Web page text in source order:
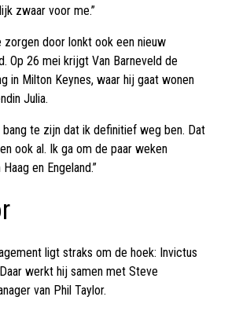
zwaar voor me.”
zorgen door lonkt ook een nieuw
Op 26 mei krijgt Van Barneveld de
in Milton Keynes, waar hij gaat wonen
Julia.
bang te zijn dat ik definitief weg ben. Dat
ook al. Ik ga om de paar weken
en Engeland.”
ligt straks om de hoek: Invictus
werkt hij samen met Steve
van Phil Taylor.